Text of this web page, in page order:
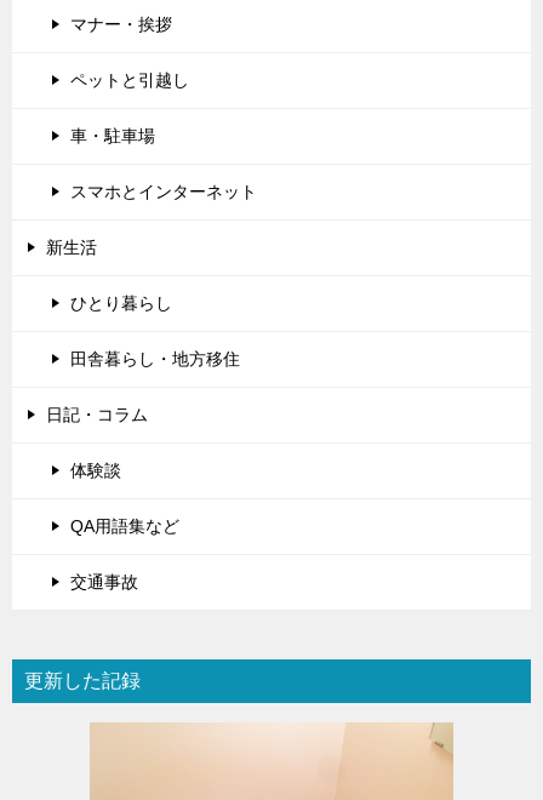
マナー・挨拶
ペットと引越し
車・駐車場
スマホとインターネット
新生活
ひとり暮らし
田舎暮らし・地方移住
日記・コラム
体験談
QA用語集など
交通事故
更新した記録